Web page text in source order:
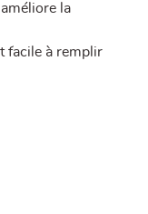
la
facile à remplir